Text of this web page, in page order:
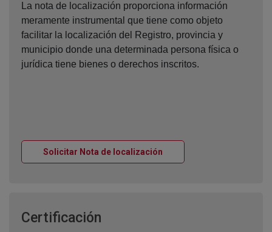
La nota de localización proporciona información
meramente instrumental que tiene como objeto
facilitar la localización del Registro, provincia y
municipio donde una determinada persona física o
jurídica tiene bienes o derechos inscritos.
Solicitar Nota de localización
Certificación